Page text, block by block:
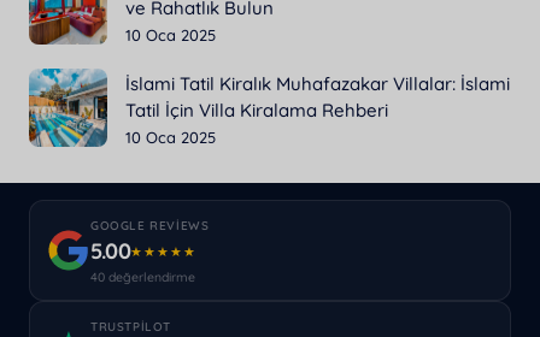
ve Rahatlık Bulun
10 Oca 2025
İslami Tatil Kiralık Muhafazakar Villalar: İslami
Tatil İçin Villa Kiralama Rehberi
10 Oca 2025
GOOGLE REVIEWS
5.00★★★★★
40 değerlendirme
TRUSTPILOT